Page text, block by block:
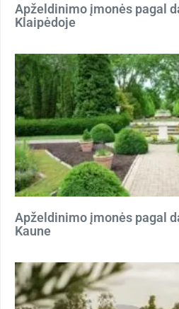
Apželdinimo įmonės pagal
Klaipėdoje
Apželdinimo įmonės pagal
Kaune